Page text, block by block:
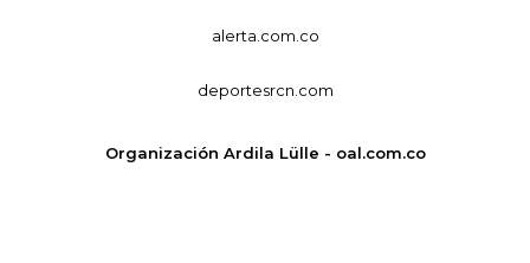
alerta.com.co
deportesrcn.com
Organización Ardila Lülle - oal.com.co